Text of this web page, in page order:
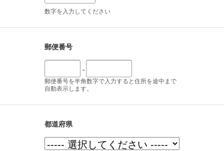
数字を入力してください
郵便番号
-
郵便番号を半角数字で入力すると住所を途中まで
自動表示します。
都道府県